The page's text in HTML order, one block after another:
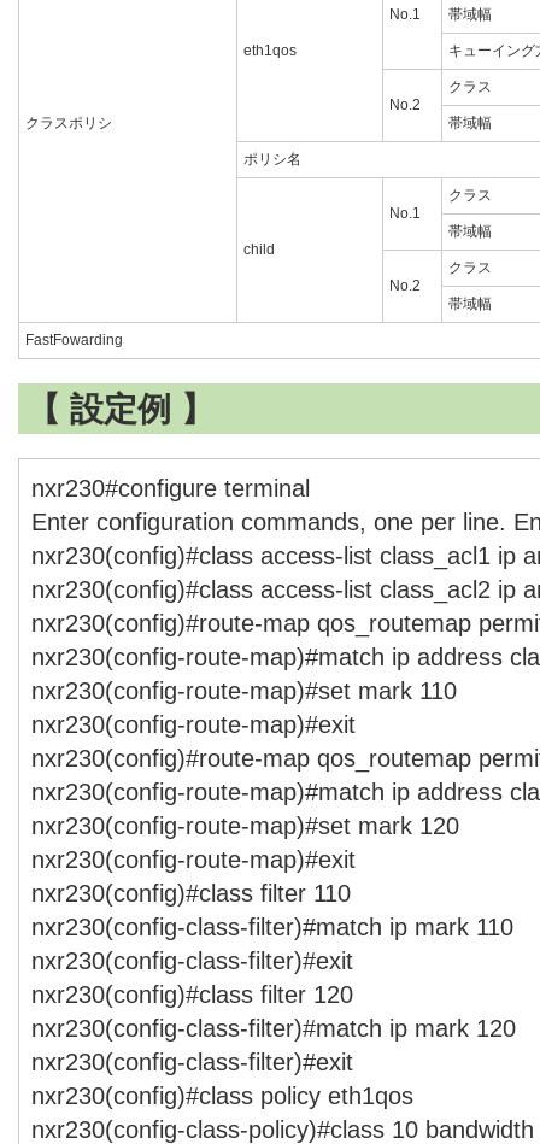
クラスポリシ
eth1qos
No.1 帯域幅
キューイング
No.2
クラス
帯域幅
ポリシ名
child
No.1
クラス
帯域幅
No.2
クラス
帯域幅
FastFowarding
【 設定例 】
nxr230#configure terminal
Enter configuration commands, one per line.
nxr230(config)#class access-list class_acl1 ip
nxr230(config)#class access-list class_acl2 ip
nxr230(config)#route-map qos_routemap
nxr230(config-route-map)#match ip address
nxr230(config-route-map)#set mark 110
nxr230(config-route-map)#exit
nxr230(config)#route-map qos_routemap
nxr230(config-route-map)#match ip address
nxr230(config-route-map)#set mark 120
nxr230(config-route-map)#exit
nxr230(config)#class filter 110
nxr230(config-class-filter)#match ip mark 110
nxr230(config-class-filter)#exit
nxr230(config)#class filter 120
nxr230(config-class-filter)#match ip mark 120
nxr230(config-class-filter)#exit
nxr230(config)#class policy eth1qos
nxr230(config-class-policy)#class 10